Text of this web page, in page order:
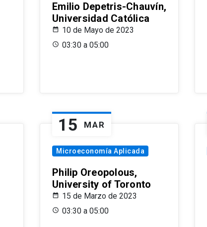
Emilio Depetris-Chauvín,
Universidad Católica
10 de Mayo de 2023
03:30 a 05:00
15 MAR
Microeconomía Aplicada
Philip Oreopolous,
University of Toronto
15 de Marzo de 2023
03:30 a 05:00